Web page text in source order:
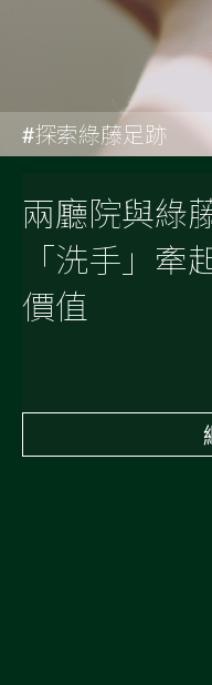
#探索綠藤足跡
兩廳院與綠
「洗手」
價值